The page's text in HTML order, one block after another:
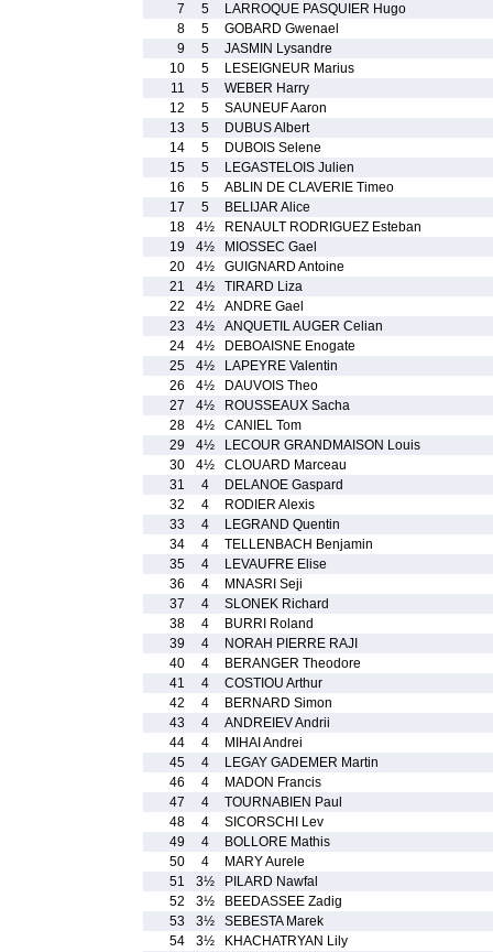
7
5
LARROQUE PASQUIER Hugo
8
5
GOBARD Gwenael
9
5
JASMIN Lysandre
10
5
LESEIGNEUR Marius
11
5
WEBER Harry
12
5
SAUNEUF Aaron
13
5
DUBUS Albert
14
5
DUBOIS Selene
15
5
LEGASTELOIS Julien
16
5
ABLIN DE CLAVERIE Timeo
17
5
BELIJAR Alice
18
4½
RENAULT RODRIGUEZ Esteban
19
4½
MIOSSEC Gael
20
4½
GUIGNARD Antoine
21
4½
TIRARD Liza
22
4½
ANDRE Gael
23
4½
ANQUETIL AUGER Celian
24
4½
DEBOAISNE Enogate
25
4½
LAPEYRE Valentin
26
4½
DAUVOIS Theo
27
4½
ROUSSEAUX Sacha
28
4½
CANIEL Tom
29
4½
LECOUR GRANDMAISON Louis
30
4½
CLOUARD Marceau
31
4
DELANOE Gaspard
32
4
RODIER Alexis
33
4
LEGRAND Quentin
34
4
TELLENBACH Benjamin
35
4
LEVAUFRE Elise
36
4
MNASRI Seji
37
4
SLONEK Richard
38
4
BURRI Roland
39
4
NORAH PIERRE RAJI
40
4
BERANGER Theodore
41
4
COSTIOU Arthur
42
4
BERNARD Simon
43
4
ANDREIEV Andrii
44
4
MIHAI Andrei
45
4
LEGAY GADEMER Martin
46
4
MADON Francis
47
4
TOURNABIEN Paul
48
4
SICORSCHI Lev
49
4
BOLLORE Mathis
50
4
MARY Aurele
51
3½
PILARD Nawfal
52
3½
BEEDASSEE Zadig
53
3½
SEBESTA Marek
54
3½
KHACHATRYAN Lily